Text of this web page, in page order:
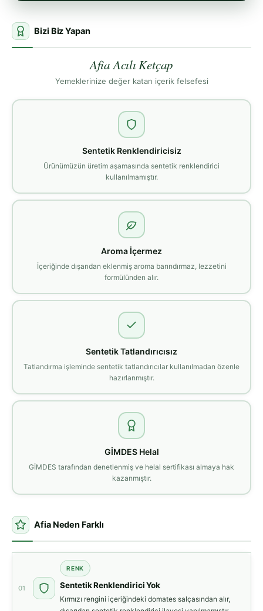
Bizi Biz Yapan
Afia Acılı Ketçap
Yemeklerinize değer katan içerik felsefesi
Sentetik Renklendiricisiz
Ürünümüzün üretim aşamasında sentetik renklendirici
kullanılmamıştır.
Aroma İçermez
İçeriğinde dışarıdan eklenmiş aroma barındırmaz, lezzetini
formülünden alır.
Sentetik Tatlandırıcısız
Tatlandırma işleminde sentetik tatlandırıcılar kullanılmadan özenle
hazırlanmıştır.
GİMDES Helal
GİMDES tarafından denetlenmiş ve helal sertifikası almaya hak
kazanmıştır.
Afia Neden Farklı
01
RENK
Sentetik Renklendirici Yok
Kırmızı rengini içeriğindeki domates salçasından alır,